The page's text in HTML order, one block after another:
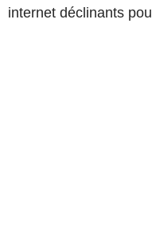
internet déclinants